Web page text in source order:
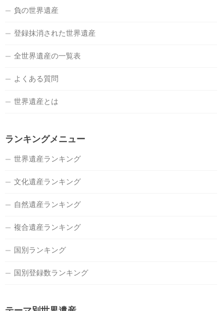
負の世界遺産
登録抹消された世界遺産
全世界遺産の一覧表
よくある質問
世界遺産とは
ランキングメニュー
世界遺産ランキング
文化遺産ランキング
自然遺産ランキング
複合遺産ランキング
国別ランキング
国別登録数ランキング